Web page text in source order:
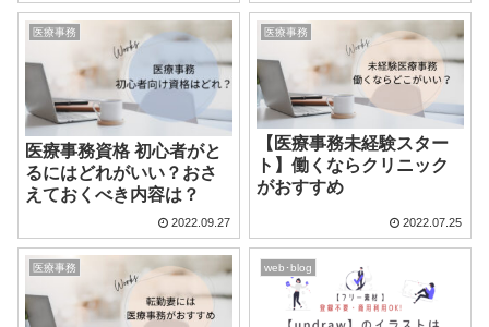
医療事務
医療事務資格 初心者がと
るにはどれがいい？おさ
えておくべき内容は？
2022.09.27
医療事務
【医療事務未経験スター
ト】働くならクリニック
がおすすめ
2022.07.25
医療事務 web･blog